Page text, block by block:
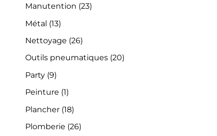
Manutention (23)
Métal (13)
Nettoyage (26)
Outils pneumatiques (20)
Party (9)
Peinture (1)
Plancher (18)
Plomberie (26)